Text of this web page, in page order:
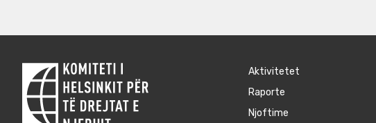
Aktivitetet
Raporte
Njoftime